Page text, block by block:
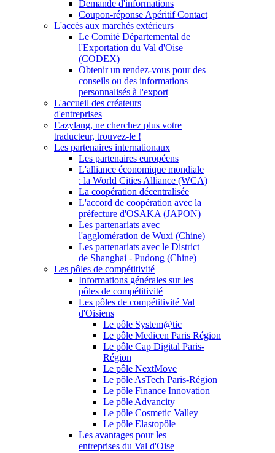
Demande d'informations
Coupon-réponse Apéritif Contact
L'accès aux marchés extérieurs
Le Comité Départemental de
l'Exportation du Val d'Oise
(CODEX)
Obtenir un rendez-vous pour des
conseils ou des informations
personnalisés à l'export
L'accueil des créateurs
d'entreprises
Eazylang, ne cherchez plus votre
traducteur, trouvez-le !
Les partenaires internationaux
Les partenaires européens
L'alliance économique mondiale
: la World Cities Alliance (WCA)
La coopération décentralisée
L'accord de coopération avec la
préfecture d'OSAKA (JAPON)
Les partenariats avec
l'agglomération de Wuxi (Chine)
Les partenariats avec le District
de Shanghai - Pudong (Chine)
Les pôles de compétitivité
Informations générales sur les
pôles de compétitivité
Les pôles de compétitivité Val
d'Oisiens
Le pôle System@tic
Le pôle Medicen Paris Région
Le pôle Cap Digital Paris-
Région
Le pôle NextMove
Le pôle AsTech Paris-Région
Le pôle Finance Innovation
Le pôle Advancity
Le pôle Cosmetic Valley
Le pôle Elastopôle
Les avantages pour les
entreprises du Val d'Oise